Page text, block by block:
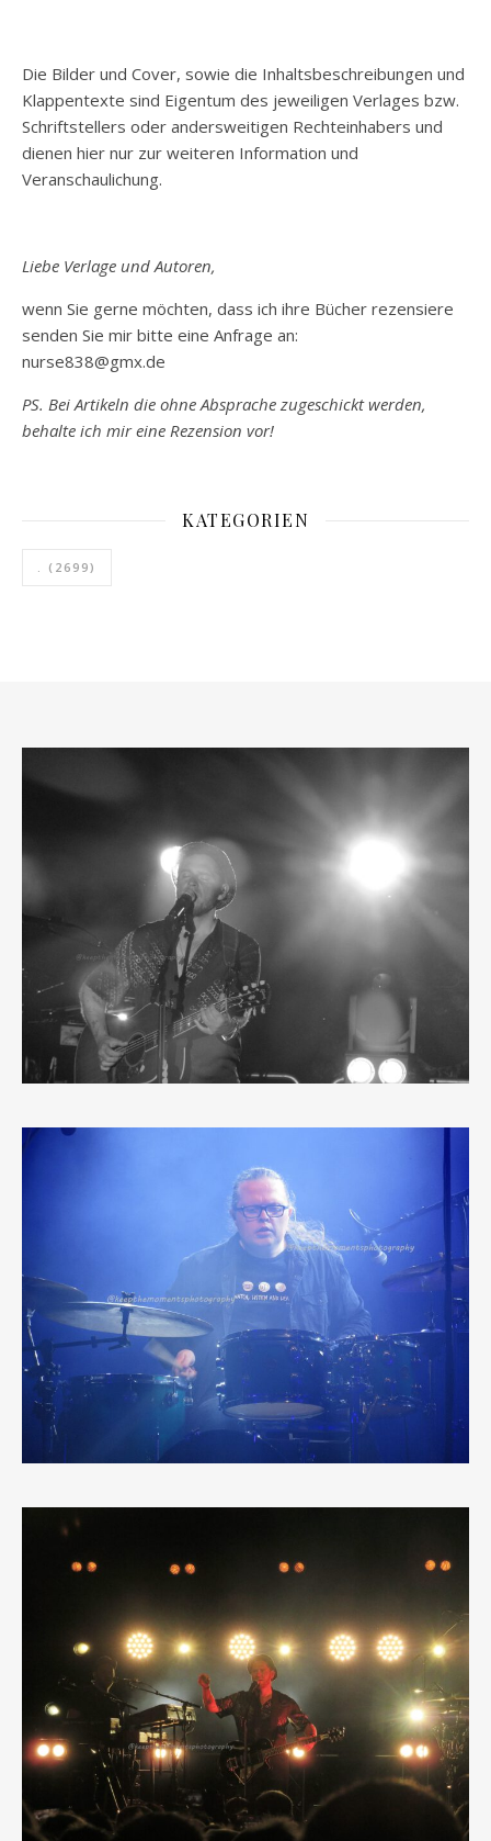
Die Bilder und Cover, sowie die Inhaltsbeschreibungen und
Klappentexte sind Eigentum des jeweiligen Verlages bzw.
Schriftstellers oder andersweitigen Rechteinhabers und
dienen hier nur zur weiteren Information und
Veranschaulichung.
Liebe Verlage und Autoren,
wenn Sie gerne möchten, dass ich ihre Bücher rezensiere
senden Sie mir bitte eine Anfrage an:
nurse838@gmx.de
PS. Bei Artikeln die ohne Absprache zugeschickt werden,
behalte ich mir eine Rezension vor!
KATEGORIEN
. (2699)